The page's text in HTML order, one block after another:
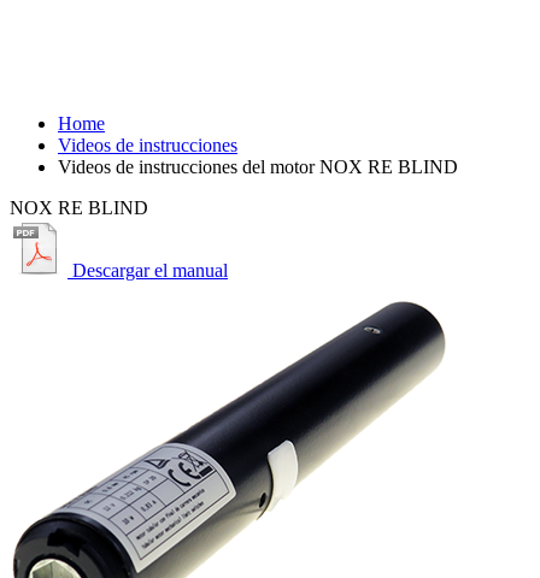
Home
Videos de instrucciones
Videos de instrucciones del motor NOX RE BLIND
NOX RE BLIND
Descargar el manual